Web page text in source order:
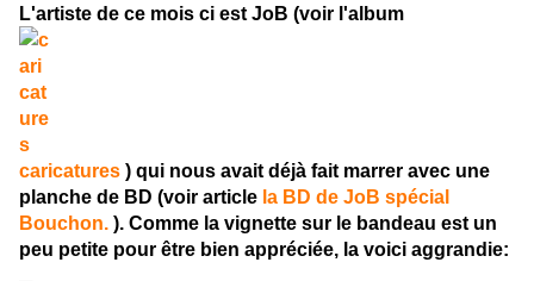
L'artiste de ce mois ci est JoB (voir l'album
caricatures ) qui nous avait déjà fait marrer avec une
planche de BD (voir article la BD de JoB spécial
Bouchon. ). Comme la vignette sur le bandeau est un
peu petite pour être bien appréciée, la voici aggrandie: